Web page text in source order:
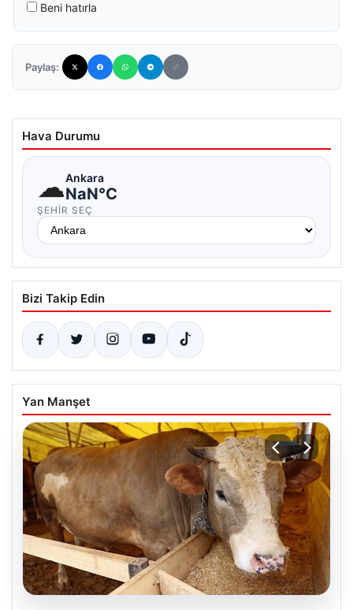
Beni hatırla
Paylaş:
Hava Durumu
☁Ankara
NaN°C
ŞEHIR SEÇ
Bizi Takip Edin
Yan Manşet